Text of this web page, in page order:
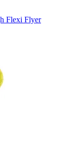
Flexi Flyer